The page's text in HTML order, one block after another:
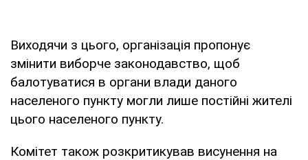
Виходячи з цього, організація пропонує
змінити виборче законодавство, щоб
балотуватися в органи влади даного
населеного пункту могли лише постійні жителі
цього населеного пункту.
Комітет також розкритикував висунення на